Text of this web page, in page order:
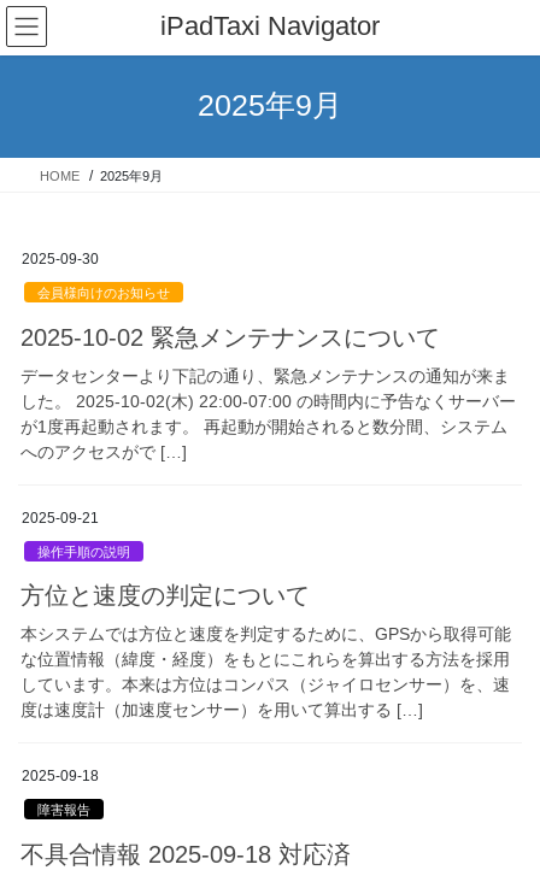
コ
ン
テ
ス
ナ
ビ
ゲ
ン
iPadTaxi Navigator
2025年9月
HOME 2025年9月
2025-09-30
会員様向けのお知らせ
2025-10-02 緊急メンテナンスについて
データセンターより下記の通り、緊急メンテナンスの通知が来ま
した。 2025-10-02(木) 22:00-07:00 の時間内に予告なくサーバー
が1度再起動されます。 再起動が開始されると数分間、システム
へのアクセスがで […]
2025-09-21
操作手順の説明
方位と速度の判定について
本システムでは方位と速度を判定するために、GPSから取得可能
な位置情報（緯度・経度）をもとにこれらを算出する方法を採用
しています。本来は方位はコンパス（ジャイロセンサー）を、速
度は速度計（加速度センサー）を用いて算出する […]
2025-09-18
障害報告
不具合情報 2025-09-18 対応済